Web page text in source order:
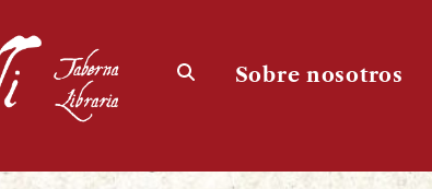
Sobre nosotros